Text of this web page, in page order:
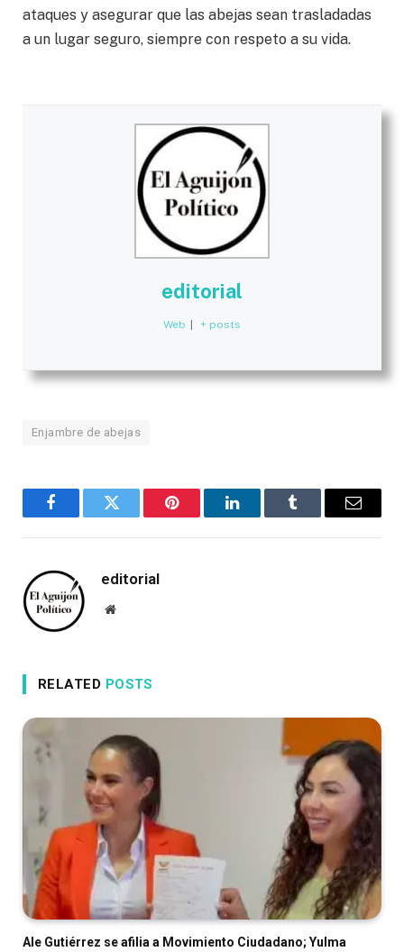
ataques y asegurar que las abejas sean trasladadas
a un lugar seguro, siempre con respeto a su vida.
editorial
Web + posts
Enjambre de abejas
FacebookTwitter Pinterest LinkedInTumblr Email
editorial
Website
RELATED POSTS
Ale Gutiérrez se afilia a Movimiento Ciudadano; Yulma